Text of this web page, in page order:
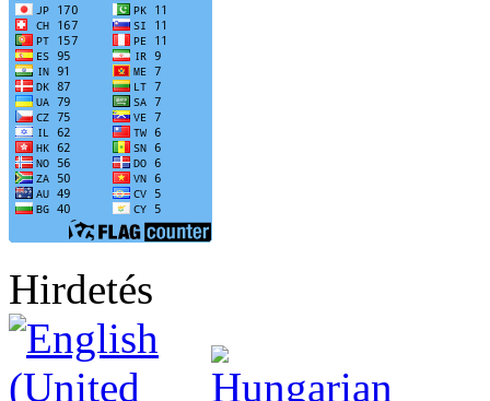
Hirdetés